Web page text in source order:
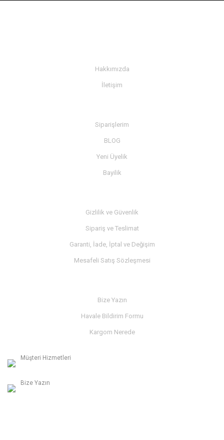
Hakkımızda
İletişim
Siparişlerim
BLOG
Yeni Üyelik
Bayilik
Gizlilik ve Güvenlik
Sipariş ve Teslimat
Garanti, İade, İptal ve Değişim
Mesafeli Satış Sözleşmesi
Bize Yazın
Havale Bildirim Formu
Kargom Nerede
Müşteri Hizmetleri
Bize Yazın